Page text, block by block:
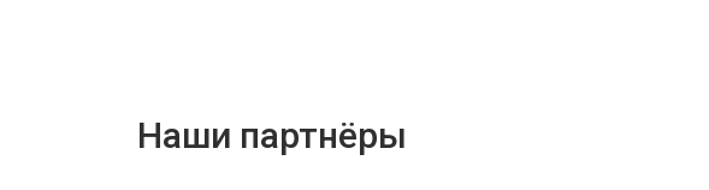
Наши партнёры